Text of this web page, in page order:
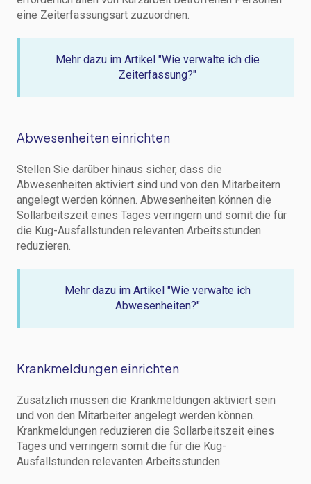
eine Zeiterfassungsart zuzuordnen.
Mehr dazu im Artikel "Wie verwalte ich die
Zeiterfassung?"
Abwesenheiten einrichten
Stellen Sie darüber hinaus sicher, dass die
Abwesenheiten aktiviert sind und von den Mitarbeitern
angelegt werden können. Abwesenheiten können die
Sollarbeitszeit eines Tages verringern und somit die für
die Kug-Ausfallstunden relevanten Arbeitsstunden
reduzieren.
Mehr dazu im Artikel "Wie verwalte ich
Abwesenheiten?"
Krankmeldungen einrichten
Zusätzlich müssen die Krankmeldungen aktiviert sein
und von den Mitarbeiter angelegt werden können.
Krankmeldungen reduzieren die Sollarbeitszeit eines
Tages und verringern somit die für die Kug-
Ausfallstunden relevanten Arbeitsstunden.